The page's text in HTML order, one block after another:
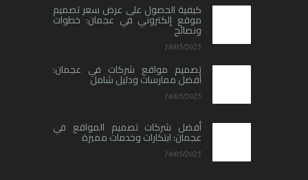
كيفية الحصول على عرض سعر تصميم
موقع إلكتروني في عجمان: خطوات
ونصائح
18/05/2025
تصميم مواقع شركات في عجمان:
أفضل ممارسات ودليل شامل
18/05/2025
أفضل شركات تصميم المواقع في
عجمان: ابتكارات وخدمات مميزة
18/05/2025